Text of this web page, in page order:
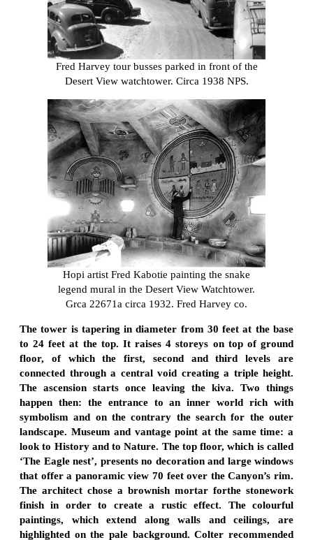
Fred Harvey tour busses parked in front of the
Desert View watchtower. Circa 1938 NPS.
Hopi artist Fred Kabotie painting the snake
legend mural in the Desert View Watchtower.
Grca 22671a circa 1932. Fred Harvey co.
The tower is tapering in diameter from 30 feet at the base
to 24 feet at the top. It raises 4 storeys on top of ground
floor, of which the first, second and third levels are
connected through a central void creating a triple height.
The ascension starts once leaving the kiva. Two things
happen then: the entrance to an inner world rich with
symbolism and on the contrary the search for the outer
landscape. Museum and vantage point at the same time: a
look to History and to Nature. The top floor, which is called
‘The Eagle nest’, presents no decoration and large windows
that offer a panoramic view 70 feet over the Canyon’s rim.
The architect chose a brownish mortar forthe stonework
finish in order to create a rustic effect. The colourful
paintings, which extend along walls and ceilings, are
highlighted on the pale background. Colter recommended